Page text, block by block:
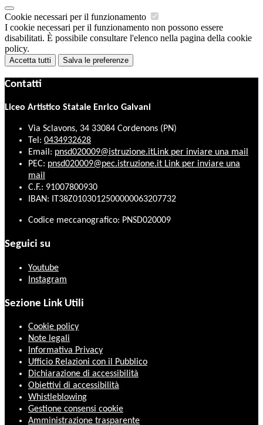
Cookie necessari per il funzionamento
I cookie necessari per il funzionamento non possono essere
disabilitati. È possibile consultare l'elenco nella pagina della cookie
policy.
Accetta tutti Salva le preferenze
Contatti
Liceo Artistico Statale Enrico Galvani
Via Sclavons, 34 33084 Cordenons (PN)
Tel: 0434932628
Email: pnsd020009@istruzione.itLink per inviare una mail
PEC: pnsd020009@pec.istruzione.it Link per inviare una
mail
C.F.: 91007800930
IBAN: IT38Z0103012500000063207732
Codice meccanografico: PNSD020009
Seguici su
Youtube
Instagram
Sezione Link Utili
Cookie policy
Note legali
Informativa Privacy
Ufficio Relazioni con il Pubblico
Dichiarazione di accessibilità
Obiettivi di accessibilità
Whistleblowing
Gestione consensi cookie
Amministrazione trasparente